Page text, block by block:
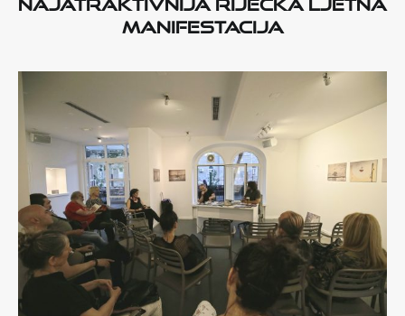
manifestacija